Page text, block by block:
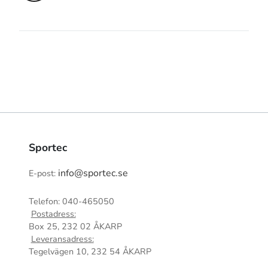
Sportec
E-post: info@sportec.se
Telefon: 040-465050
Postadress:
Box 25, 232 02 ÅKARP
Leveransadress:
Tegelvägen 10, 232 54 ÅKARP